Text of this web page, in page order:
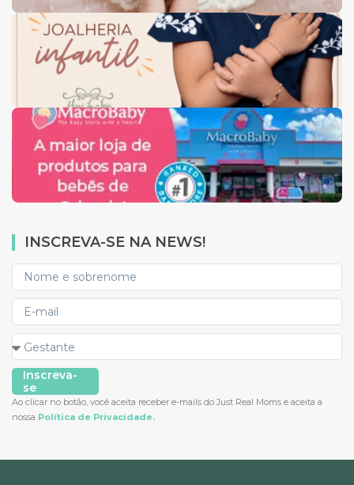
INSCREVA-SE NA NEWS!
Inscreva-
se
Ao clicar no botão, você aceita receber e-mails do Just Real Moms e aceita a
nossa Política de Privacidade.